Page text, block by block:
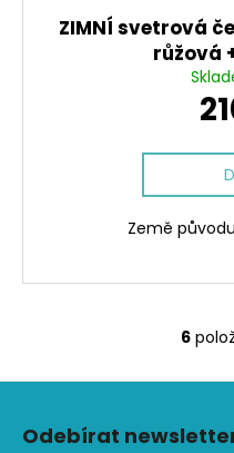
ZIMNÍ svetrová
růžová
Země
6
Z
Odebírat